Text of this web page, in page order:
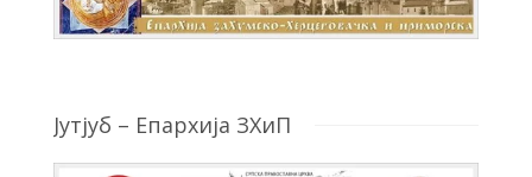
Јутјуб – Епархија ЗХиП